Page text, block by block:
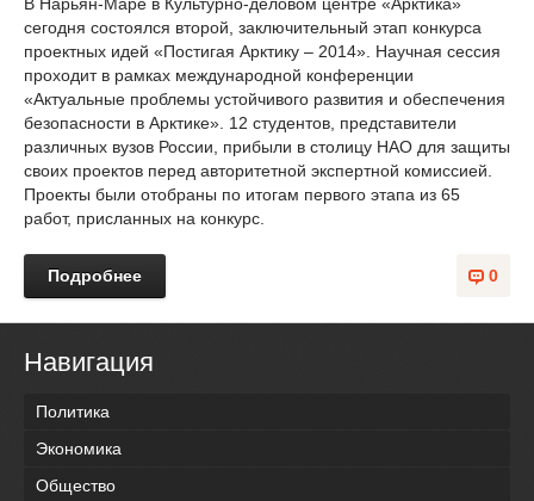
сегодня состоялся второй, заключительный этап конкурса
проектных идей «Постигая Арктику – 2014». Научная сессия
проходит в рамках международной конференции
«Актуальные проблемы устойчивого развития и обеспечения
безопасности в Арктике». 12 студентов, представители
различных вузов России, прибыли в столицу НАО для защиты
своих проектов перед авторитетной экспертной комиссией.
Проекты были отобраны по итогам первого этапа из 65
работ, присланных на конкурс.
0
Подробнее
Навигация
Политика
Экономика
Общество